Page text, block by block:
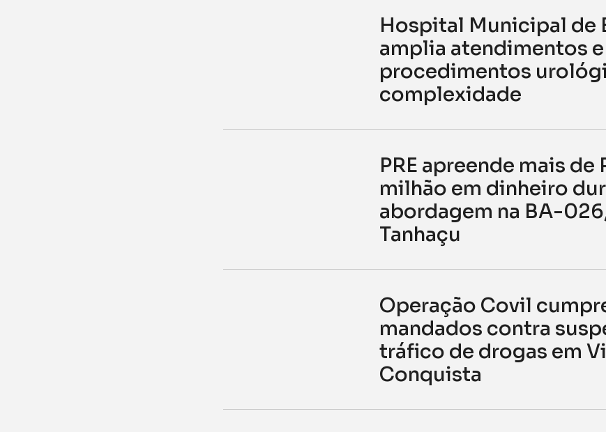
Hospital Municipal de
amplia atendimentos e
procedimentos
complexidade
PRE apreende mais de
milhão em dinheiro
abordagem na BA-
Tanhaçu
Operação Covil
mandados contra
tráfico de drogas em
Conquista